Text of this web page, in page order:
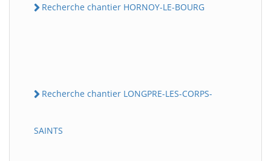
Recherche chantier HORNOY-LE-BOURG
Recherche chantier LONGPRE-LES-CORPS-
SAINTS